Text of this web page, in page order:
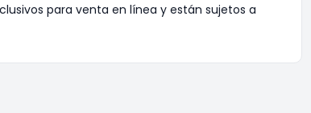
para venta en línea y están sujetos a